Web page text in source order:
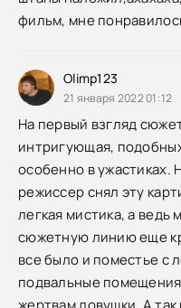
фильм, мне
Olimp123
21 января 2022 01:12
На первый взгляд
интригующая,
особенно в ужастиках.
режиссер снял эту
легкая мистика, а
сюжетную линию еще
все было и поместье с
подвальные